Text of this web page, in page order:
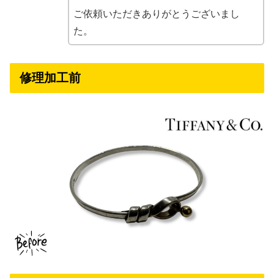
ご依頼いただきありがとうございまし
た。
修理加工前